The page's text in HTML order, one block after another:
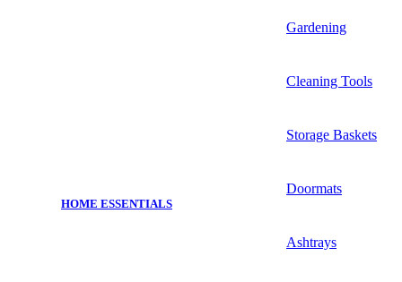
HOME ESSENTIALS
Gardening
Cleaning Tools
Storage Baskets
Doormats
Ashtrays